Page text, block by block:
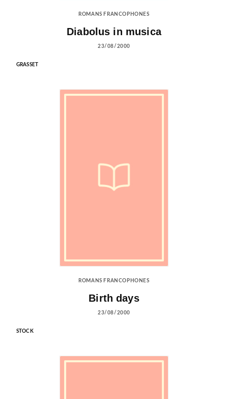
ROMANS FRANCOPHONES
Diabolus in musica
23/08/2000
GRASSET
ROMANS FRANCOPHONES
Birth days
23/08/2000
STOCK